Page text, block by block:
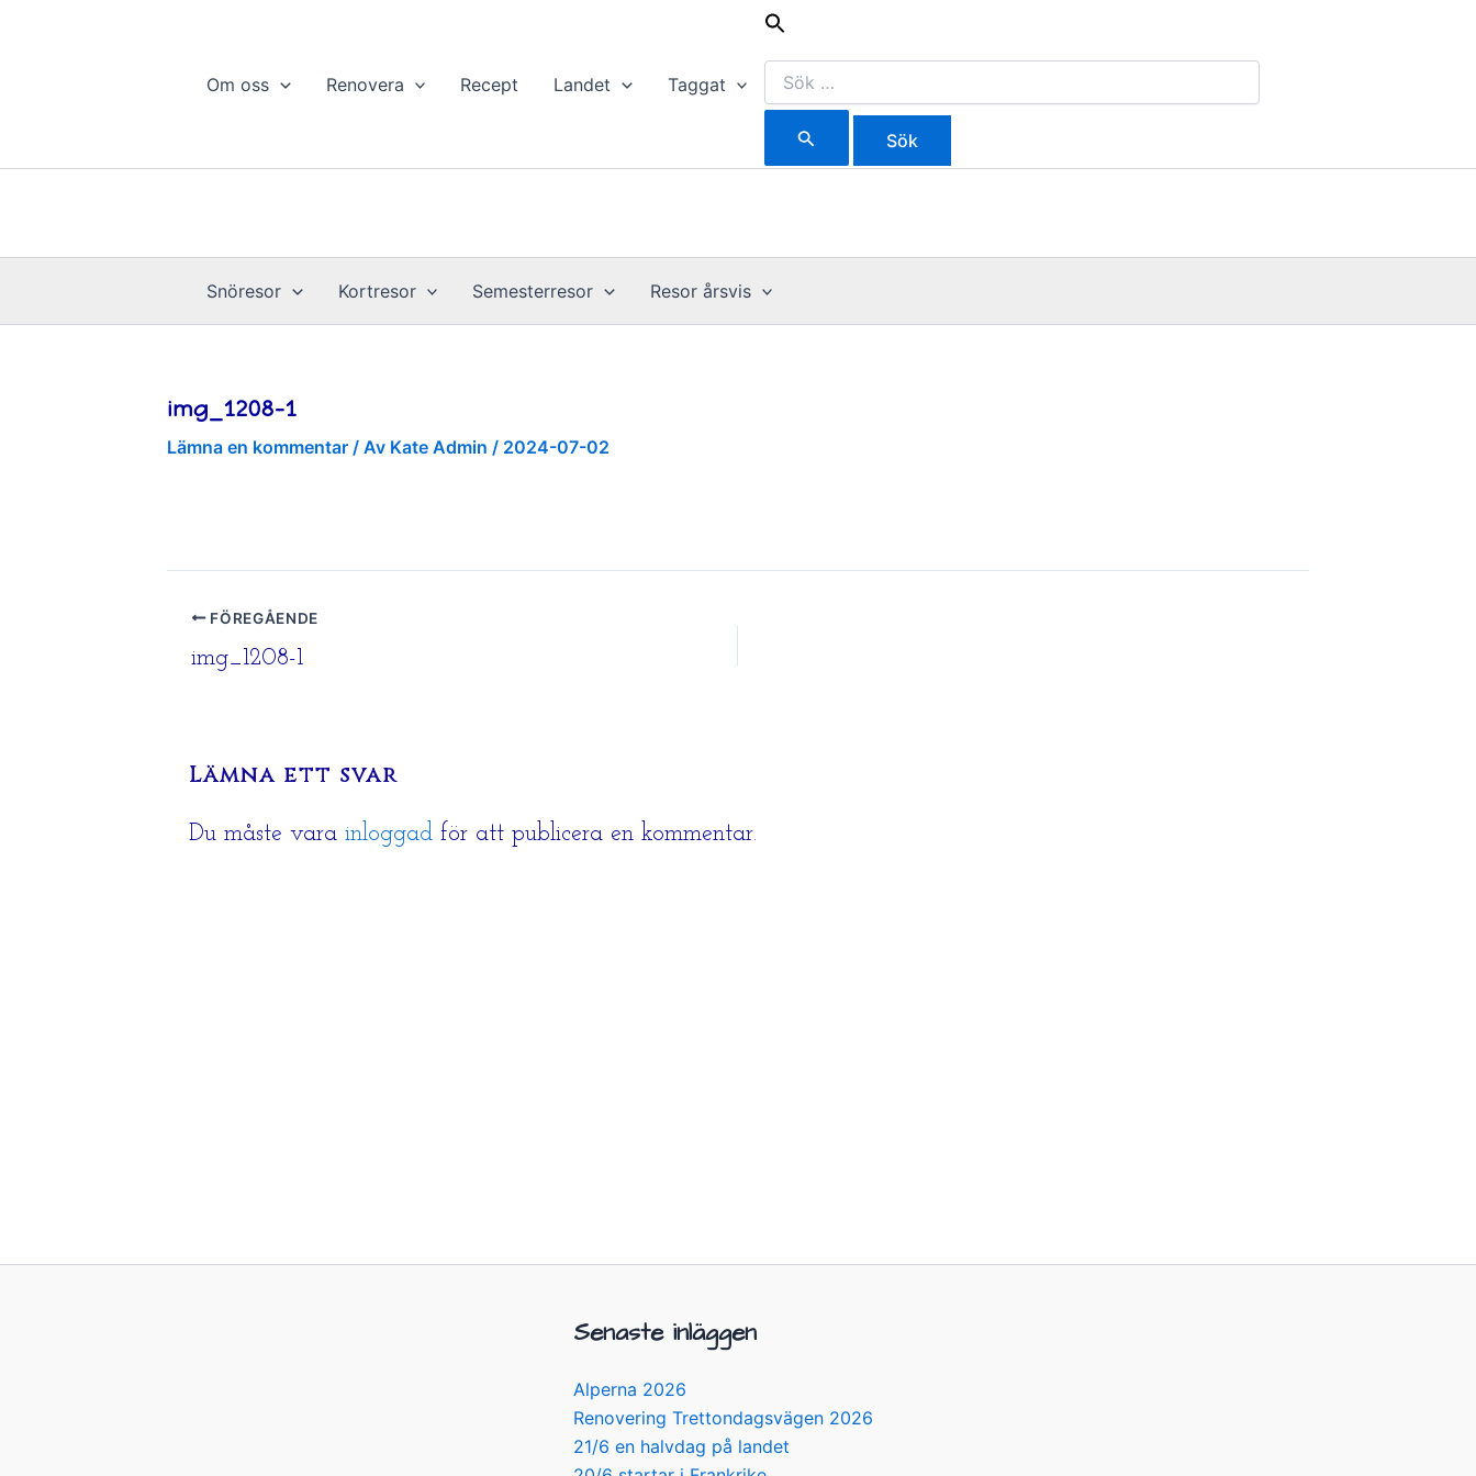
Om oss Renovera Recept Landet Taggat
Sök
efter:
Snöresor Kortresor Semesterresor Resor årsvis
img_1208-1
Lämna en kommentar / Av Kate Admin / 2024-07-02
FÖREGÅENDE
img_1208-1
Lämna ett svar
Du måste vara inloggad för att publicera en kommentar.
Senaste inläggen
Alperna 2026
Renovering Trettondagsvägen 2026
21/6 en halvdag på landet